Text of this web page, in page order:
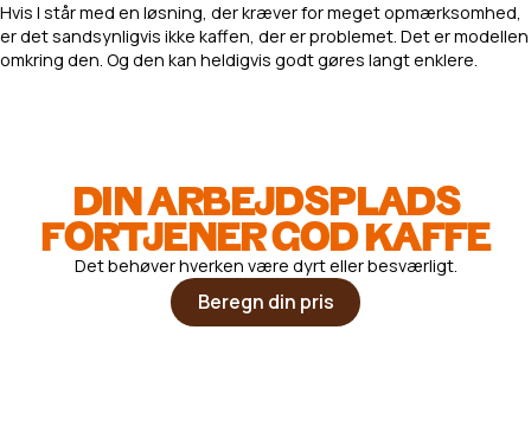
Hvis I står med en løsning, der kræver for meget opmærksomhed,
er det sandsynligvis ikke kaffen, der er problemet. Det er modellen
omkring den. Og den kan heldigvis godt gøres langt enklere.
DIN ARBEJDSPLADS
FORTJENER GOD KAFFE
Det behøver hverken være dyrt eller besværligt.
Beregn din pris